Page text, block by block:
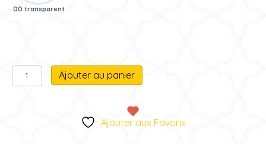
00 transparent
quantité
de
Ajouter au panier
l
r
Ajouter aux Favoris